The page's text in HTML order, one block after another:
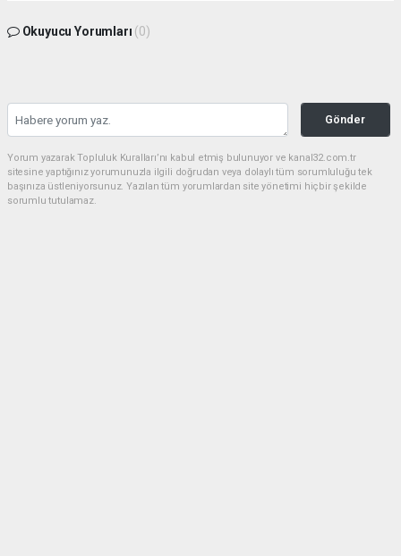
Okuyucu Yorumları (0)
Gönder
Yorum yazarak Topluluk Kuralları’nı kabul etmiş bulunuyor ve kanal32.com.tr
sitesine yaptığınız yorumunuzla ilgili doğrudan veya dolaylı tüm sorumluluğu tek
başınıza üstleniyorsunuz. Yazılan tüm yorumlardan site yönetimi hiçbir şekilde
sorumlu tutulamaz.